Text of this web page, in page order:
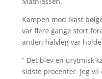
Kampen mod Ikast
var flere gange stort
anden halvleg var
” Det blev en urytmisk
sidste procenter. Jeg